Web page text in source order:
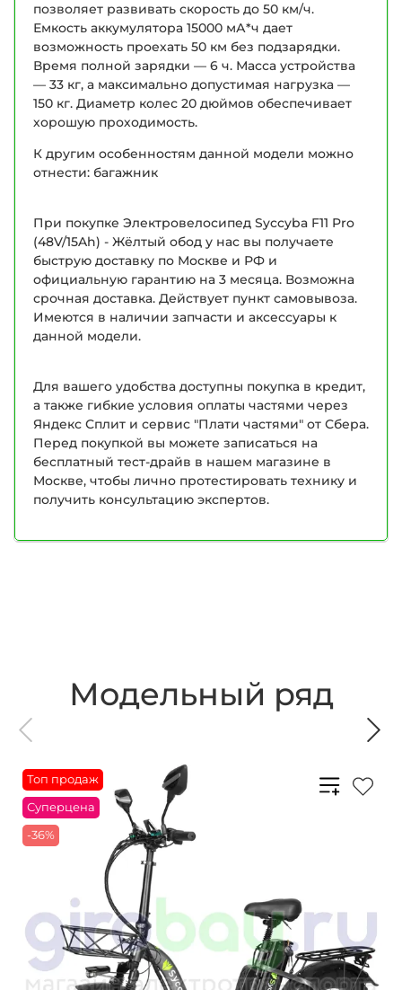
позволяет развивать скорость до 50 км/ч.
Емкость аккумулятора 15000 мА*ч дает
возможность проехать 50 км без подзарядки.
Время полной зарядки — 6 ч. Масса устройства
— 33 кг, а максимально допустимая нагрузка —
150 кг. Диаметр колес 20 дюймов обеспечивает
хорошую проходимость.
К другим особенностям данной модели можно
отнести: багажник
При покупке Электровелосипед Syccyba F11 Pro
(48V/15Ah) - Жёлтый обод у нас вы получаете
быструю доставку по Москве и РФ и
официальную гарантию на 3 месяца. Возможна
срочная доставка. Действует пункт самовывоза.
Имеются в наличии запчасти и аксессуары к
данной модели.
Для вашего удобства доступны покупка в кредит,
а также гибкие условия оплаты частями через
Яндекс Сплит и сервис "Плати частями" от Сбера.
Перед покупкой вы можете записаться на
бесплатный тест-драйв в нашем магазине в
Москве, чтобы лично протестировать технику и
получить консультацию экспертов.
Модельный ряд
Топ продаж
Суперцена
-36%